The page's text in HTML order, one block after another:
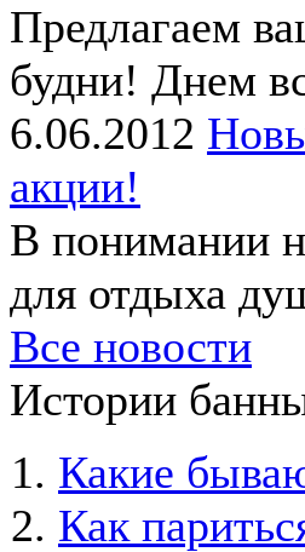
Предлагаем
будни! Днем
6.06.2012
акции!
В понимании
для отдыха
Все новости
Истории
Какие
Как